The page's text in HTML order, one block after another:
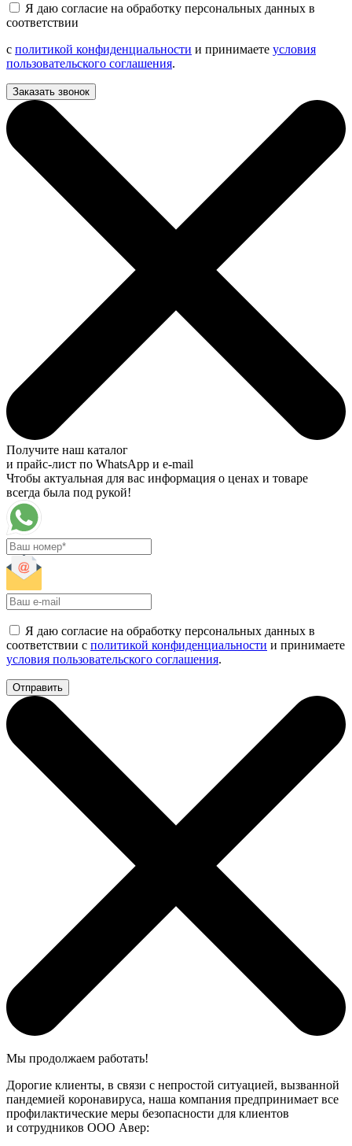
Я даю согласие на обработку персональных данных в
соответствии
с политикой конфиденциальности и принимаете условия
пользовательского соглашения.
Заказать звонок
Получите наш каталог
и прайс-лист по WhatsApp и e-mail
Чтобы актуальная для вас информация о ценах и товаре
всегда была под рукой!
Я даю согласие на обработку персональных данных в
соответствии с политикой конфиденциальности и принимаете
условия пользовательского соглашения.
Мы продолжаем работать!
Дорогие клиенты, в связи с непростой ситуацией, вызванной
пандемией коронавируса, наша компания предпринимает все
профилактические меры безопасности для клиентов
и сотрудников ООО Авер: